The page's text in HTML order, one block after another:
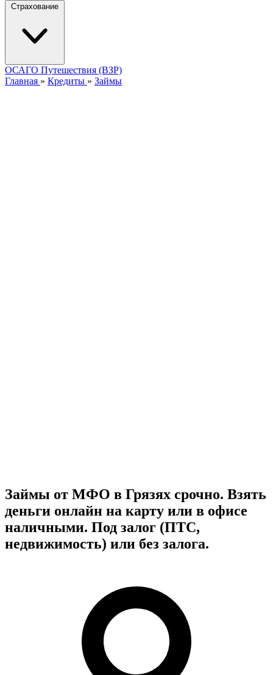
Страхование
ОСАГО Путешествия (ВЗР)
Главная » Кредиты » Займы
Займы от МФО в Грязях срочно. Взять
деньги онлайн на карту или в офисе
наличными. Под залог (ПТС,
недвижимость) или без залога.